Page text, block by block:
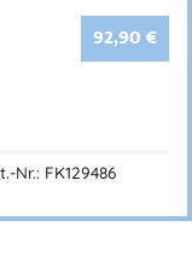
92,90€
Nr.: FK129486